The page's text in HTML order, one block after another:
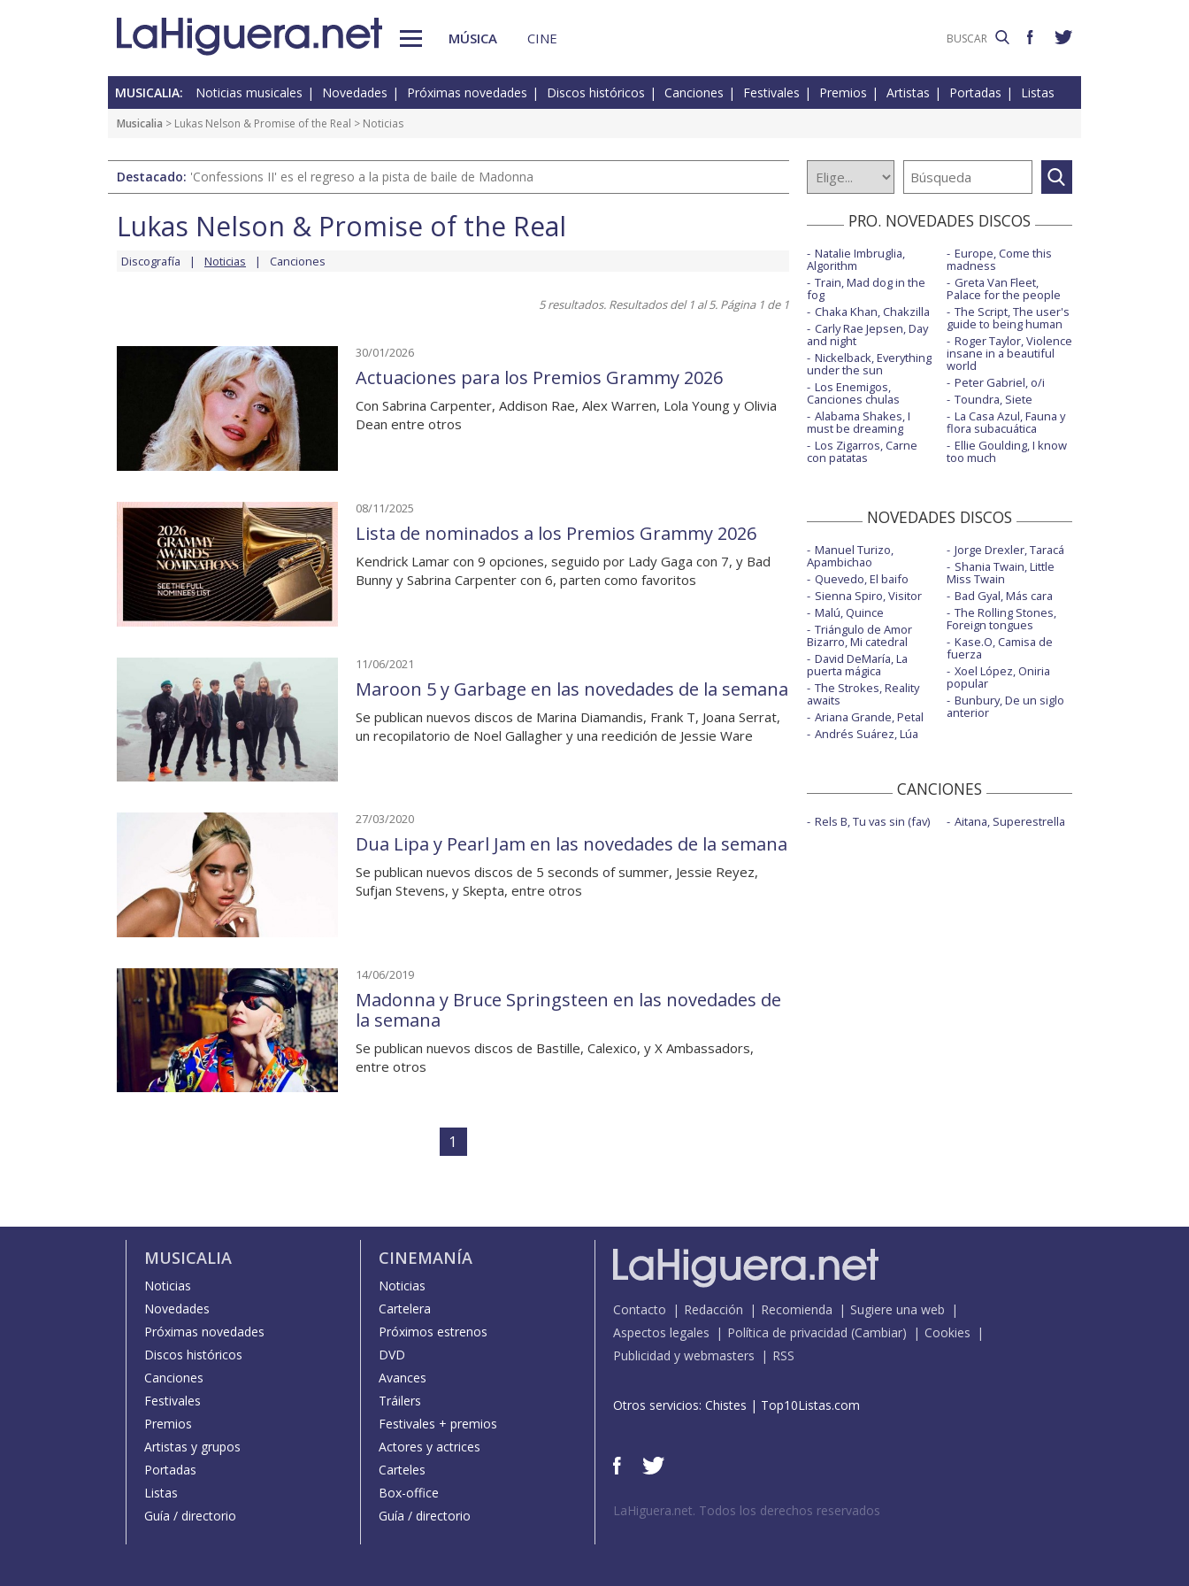
MÚSICA CINE
MUSICALIA: Noticias musicales Novedades Próximas novedades Discos históricos Canciones Festivales Premios Artistas Portadas Listas
Musicalia > Lukas Nelson & Promise of the Real > Noticias
Destacado: 'Confessions II' es el regreso a la pista de baile de Madonna
Lukas Nelson & Promise of the Real
Discografía Noticias Canciones
5 resultados. Resultados del 1 al 5. Página 1 de 1
30/01/2026
Actuaciones para los Premios Grammy 2026
Con Sabrina Carpenter, Addison Rae, Alex Warren, Lola Young y Olivia
Dean entre otros
08/11/2025
Lista de nominados a los Premios Grammy 2026
Kendrick Lamar con 9 opciones, seguido por Lady Gaga con 7, y Bad
Bunny y Sabrina Carpenter con 6, parten como favoritos
11/06/2021
Maroon 5 y Garbage en las novedades de la semana
Se publican nuevos discos de Marina Diamandis, Frank T, Joana Serrat,
un recopilatorio de Noel Gallagher y una reedición de Jessie Ware
27/03/2020
Dua Lipa y Pearl Jam en las novedades de la semana
Se publican nuevos discos de 5 seconds of summer, Jessie Reyez,
Sufjan Stevens, y Skepta, entre otros
14/06/2019
Madonna y Bruce Springsteen en las novedades de
la semana
Se publican nuevos discos de Bastille, Calexico, y X Ambassadors,
entre otros
1
PRO. NOVEDADES DISCOS
Natalie Imbruglia,
Algorithm
Train, Mad dog in the
fog
Chaka Khan, Chakzilla
Carly Rae Jepsen, Day
and night
Nickelback, Everything
under the sun
Los Enemigos,
Canciones chulas
Alabama Shakes, I
must be dreaming
Los Zigarros, Carne
con patatas
Europe, Come this
madness
Greta Van Fleet,
Palace for the people
The Script, The user's
guide to being human
Roger Taylor, Violence
insane in a beautiful
world
Peter Gabriel, o/i
Toundra, Siete
La Casa Azul, Fauna y
flora subacuática
Ellie Goulding, I know
too much
NOVEDADES DISCOS
Manuel Turizo,
Apambichao
Quevedo, El baifo
Sienna Spiro, Visitor
Malú, Quince
Triángulo de Amor
Bizarro, Mi catedral
David DeMaría, La
puerta mágica
The Strokes, Reality
awaits
Ariana Grande, Petal
Andrés Suárez, Lúa
Jorge Drexler, Taracá
Shania Twain, Little
Miss Twain
Bad Gyal, Más cara
The Rolling Stones,
Foreign tongues
Kase.O, Camisa de
fuerza
Xoel López, Oniria
popular
Bunbury, De un siglo
anterior
CANCIONES
Rels B, Tu vas sin (fav) Aitana, Superestrella
MUSICALIA
Noticias
Novedades
Próximas novedades
Discos históricos
Canciones
Festivales
Premios
Artistas y grupos
Portadas
Listas
Guía / directorio
CINEMANÍA
Noticias
Cartelera
Próximos estrenos
DVD
Avances
Tráilers
Festivales + premios
Actores y actrices
Carteles
Box-office
Guía / directorio
Contacto Redacción Recomienda
Sugiere una web
Aspectos legales
Política de privacidad (Cambiar)
Cookies
Publicidad y webmasters
RSS
Otros servicios: Chistes | Top10Listas.com
LaHiguera.net. Todos los derechos reservados